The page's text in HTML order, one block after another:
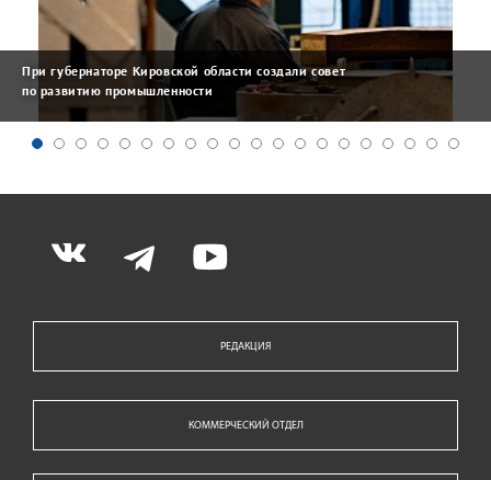
При губернаторе Кировской области создали совет
по развитию промышленности
РЕДАКЦИЯ
КОММЕРЧЕСКИЙ ОТДЕЛ